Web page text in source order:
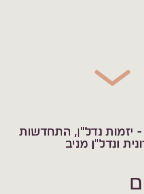
יזמות נדל"ן, התחדשות
ונדל"ן מניב